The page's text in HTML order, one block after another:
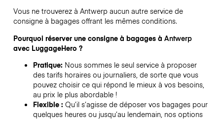
Vous ne trouverez à Antwerpaucun autre service de
consigne à bagages offrant les mêmes conditions.
Pourquoi réserver une consigne à bagages à Antwerp
avec LuggageHero ?
Pratique: Nous sommes le seul service à proposer
des tarifs horaires ou journaliers, de sorte que vous
pouvez choisir ce qui répond le mieux à vos besoins,
au prix le plus abordable !
Flexible : Qu’il s’agisse de déposer vos bagages pour
quelques heures ou jusqu’au lendemain, nos options